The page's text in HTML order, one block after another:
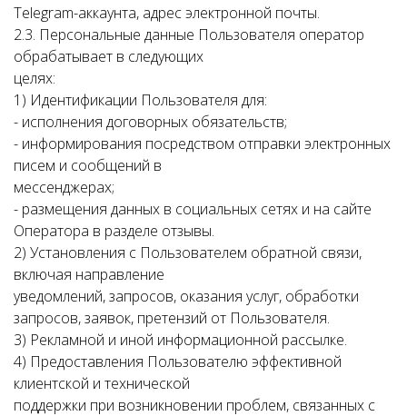
Telegram-аккаунта, адрес электронной почты.
2.3. Персональные данные Пользователя оператор
обрабатывает в следующих
целях:
1) Идентификации Пользователя для:
- исполнения договорных обязательств;
- информирования посредством отправки электронных
писем и сообщений в
мессенджерах;
- размещения данных в социальных сетях и на сайте
Оператора в разделе отзывы.
2) Установления с Пользователем обратной связи,
включая направление
уведомлений, запросов, оказания услуг, обработки
запросов, заявок, претензий от Пользователя.
3) Рекламной и иной информационной рассылке.
4) Предоставления Пользователю эффективной
клиентской и технической
поддержки при возникновении проблем, связанных с